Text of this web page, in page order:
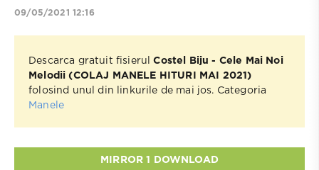
09/05/2021 12:16
Descarca gratuit fisierulCostel Biju - Cele Mai Noi
Melodii (COLAJ MANELE HITURI MAI 2021)
folosind unul din linkurile de mai jos. Categoria
Manele
MIRROR 1 DOWNLOAD